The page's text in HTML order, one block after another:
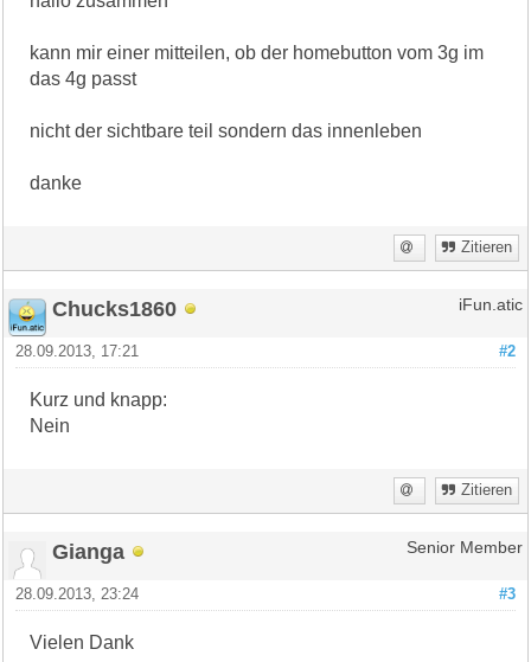
kann mir einer mitteilen, ob der homebutton vom 3g im
das 4g passt
nicht der sichtbare teil sondern das innenleben
danke
Zitieren
Chucks1860 iFun.atic
#2
28.09.2013, 17:21
Kurz und knapp:
Nein
Zitieren
Gianga Senior Member
#3
28.09.2013, 23:24
Vielen Dank